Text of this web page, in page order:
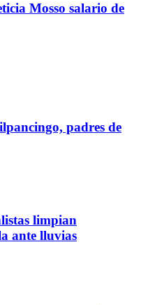
Mosso salario de
padres de
limpian
ante lluvias